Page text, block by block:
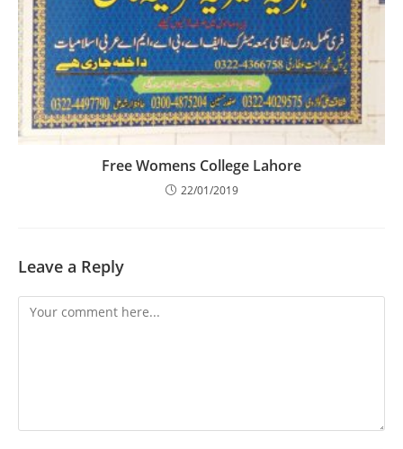
Free Womens College Lahore
22/01/2019
Leave a Reply
Comment